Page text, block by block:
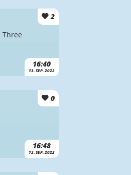
2
16:40
13. SEP. 2022
0
16:48
13. SEP. 2022